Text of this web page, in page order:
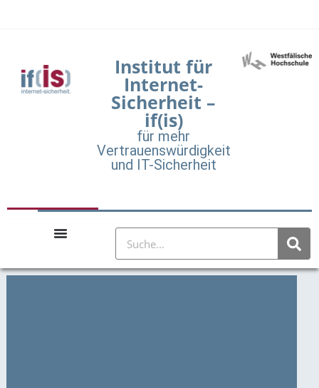
Institut für
Internet-
Sicherheit –
if(is)
für mehr
Vertrauenswürdigkeit
und IT-Sicherheit